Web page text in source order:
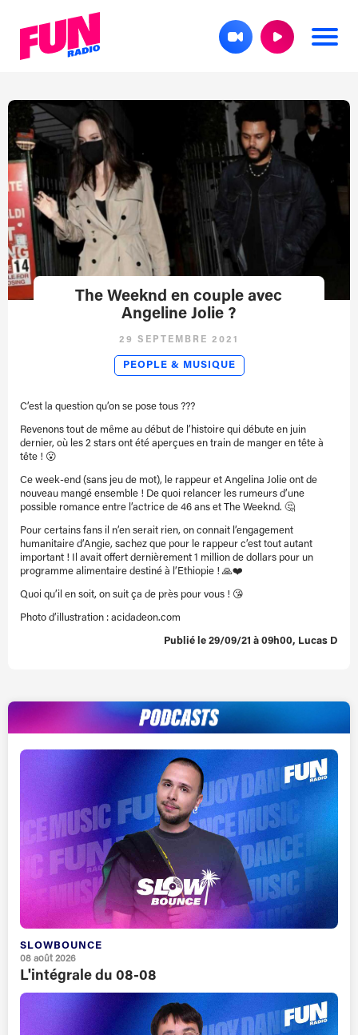
The Weeknd en couple avec
Angeline Jolie ?
29 SEPTEMBRE 2021
PEOPLE & MUSIQUE
C’est la question qu’on se pose tous ???
Revenons tout de même au début de l’histoire qui débute en juin
dernier, où les 2 stars ont été aperçues en train de manger en tête à
tête ! 😮
Ce week-end (sans jeu de mot), le rappeur et Angelina Jolie ont de
nouveau mangé ensemble ! De quoi relancer les rumeurs d’une
possible romance entre l’actrice de 46 ans et The Weeknd. 🤔
Pour certains fans il n’en serait rien, on connait l’engagement
humanitaire d’Angie, sachez que pour le rappeur c’est tout autant
important ! Il avait offert dernièrement 1 million de dollars pour un
programme alimentaire destiné à l’Ethiopie ! 🙏❤️
Quoi qu’il en soit, on suit ça de près pour vous ! 😘
Photo d’illustration : acidadeon.com
Publié le 29/09/21 à 09h00, Lucas D
SLOWBOUNCE
08 août 2026
L'intégrale du 08-08